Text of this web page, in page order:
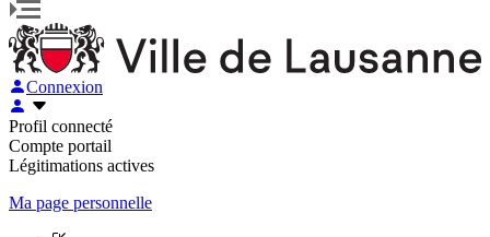
Connexion
Profil connecté
Compte portail
Légitimations actives
Ma page personnelle